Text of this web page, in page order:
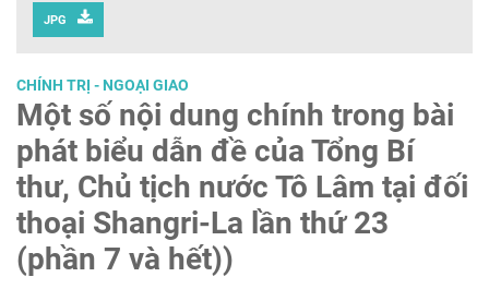
JPG
CHÍNH TRỊ - NGOẠI GIAO
Một số nội dung chính trong bài
phát biểu dẫn đề của Tổng Bí
thư, Chủ tịch nước Tô Lâm tại đối
thoại Shangri-La lần thứ 23
(phần 7 và hết))